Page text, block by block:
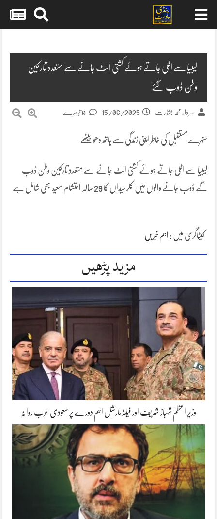
لیبیا سے اٹلی جاتے ہوئے کشتی الٹ جانے سے متعدد تارکین
وطن ڈوب گئے
سردار محمد بشارت 15/06/2025
سنہرے مستقبل کی خاطر اپنی زندگی سے ہاتھ دھو بیٹھے
لیبیا سے اٹلی جاتے ہوئے کشتی الٹ جانے سے متعدد تارکین وطن ڈوب
گے ڈوب جانے والوں میں کلرسیداں کا 29 سالہ احتشام سعید بھی شامل ہے
کیٹاگری میں : اہم خبریں
مزید پڑھیں
وزیر اعظم شہباز شریف اور فیلڈ مارشل اہم دورے پر سعودی عرب روانہ